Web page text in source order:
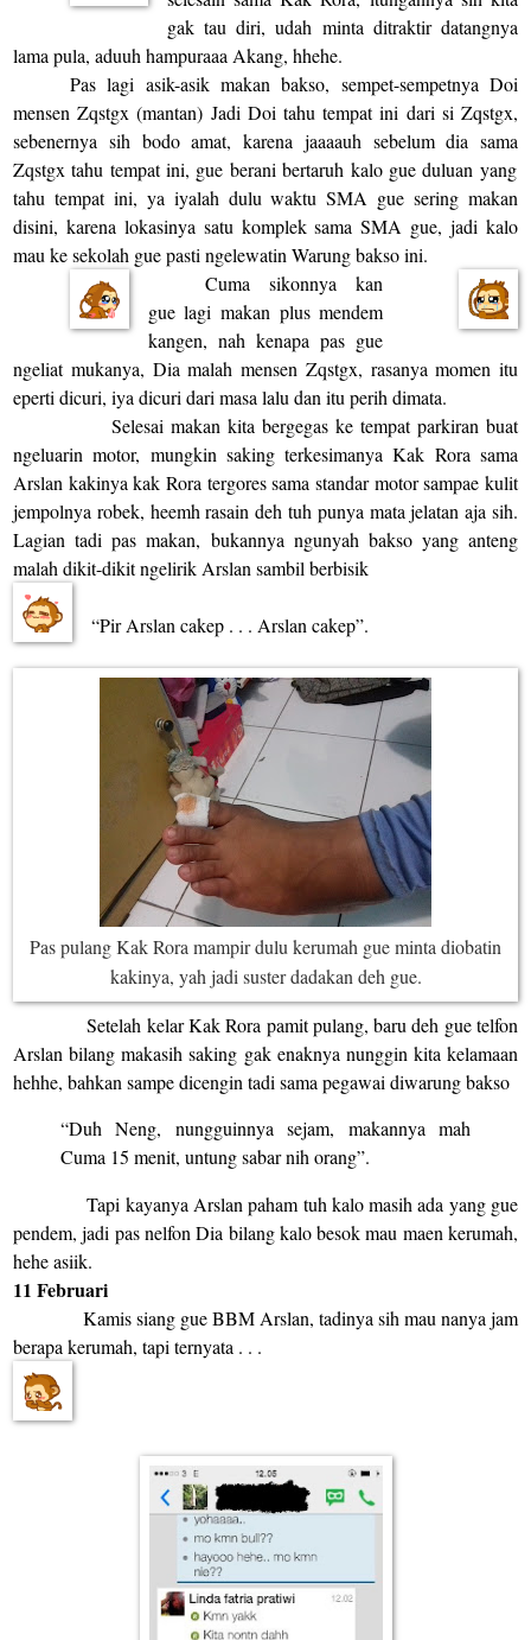
gak tau diri, udah minta ditraktir datangnya
lama pula, aduuh hampuraaa Akang, hhehe.
Pas lagi asik-asik makan bakso, sempet-sempetnya Doi
mensen Zqstgx (mantan) Jadi Doi tahu tempat ini dari siZqstgx,
sebenernya sih bodo amat, karena jaaaauh sebelum dia sama
Zqstgx tahu tempat ini, gue berani bertaruh kalo gue duluan yang
tahu tempat ini, ya iyalah dulu waktu SMA gue sering makan
disini, karena lokasinya satu komplek sama SMA gue, jadi kalo
mau ke sekolah gue pasti ngelewatin Warung bakso ini.
Cuma sikonnya kan
gue lagi makan plus mendem
kangen, nah kenapa pas gue
ngeliat mukanya, Dia malah mensen Zqstgx, rasanya momen itu
eperti dicuri, iya dicuri dari masa lalu dan itu perih dimata.
Selesai makan kita bergegas ke tempat parkiran buat
ngeluarin motor, mungkin saking terkesimanya Kak Rora sama
Arslan kakinya kak Rora tergores sama standar motor sampae kulit
jempolnya robek, heemh rasain deh tuh punya mata jelatan aja sih.
Lagian tadi pas makan, bukannya ngunyah bakso yang anteng
malah dikit-dikit ngelirik Arslan sambil berbisik
“Pir Arslan cakep . . . Arslan cakep”.
Pas pulang Kak Rora mampir dulu kerumah gue minta diobatin
kakinya, yah jadi suster dadakan deh gue.
Setelah kelar Kak Rora pamit pulang, baru deh gue telfon
Arslan bilang makasih saking gak enaknya nunggin kita kelamaan
hehhe, bahkan sampe dicengin tadi sama pegawai diwarung bakso
“DuhNeng, nungguinnya sejam, makannya mah
Cuma 15 menit, untung sabar nih orang”.
Tapi kayanya Arslan paham tuh kalo masih ada yang gue
pendem, jadi pas nelfon Dia bilang kalo besok mau maen kerumah,
hehe asiik.
11 Februari
Kamis siang gue BBM Arslan, tadinya sih mau nanya jam
berapa kerumah, tapi ternyata . . .